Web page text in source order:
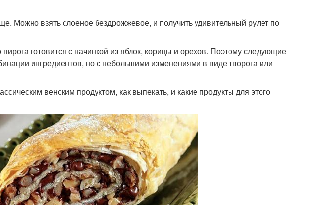
Можно взять слоеное бездрожжевое, и получить удивительный рулет по
готовится с начинкой из яблок, корицы и орехов. Поэтому следующие
ингредиентов, но с небольшими изменениями в виде творога или
венским продуктом, как выпекать, и какие продукты для этого